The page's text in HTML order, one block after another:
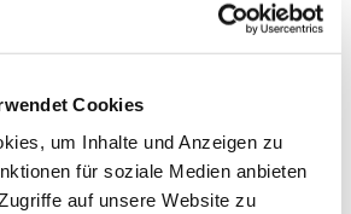
Cookies
um Inhalte und Anzeigen zu
für soziale Medien anbieten
auf unsere Website zu